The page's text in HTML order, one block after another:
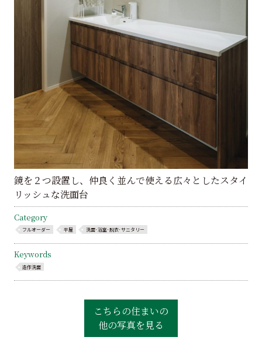
鏡を２つ設置し、仲良く並んで使える広々としたスタイ
リッシュな洗面台
Category
フルオーダー 平屋 洗面･浴室･脱衣･サニタリー
Keywords
造作洗面
こちらの住まいの
他の写真を見る